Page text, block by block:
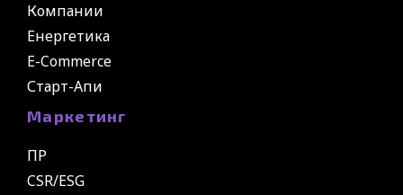
Компании
Енергетика
E-Commerce
Старт-Апи
Маркетинг
ПР
CSR/ESG